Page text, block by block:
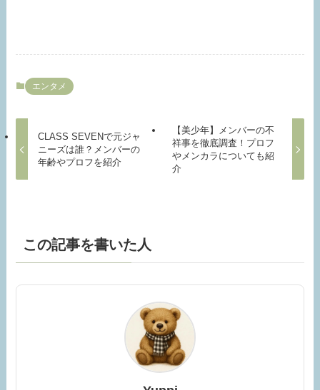
エンタメ
CLASS SEVENで元ジャ
ニーズは誰？メンバーの
年齢やプロフを紹介
【美少年】メンバーの不
祥事を徹底調査！プロフ
やメンカラについても紹
介
この記事を書いた人